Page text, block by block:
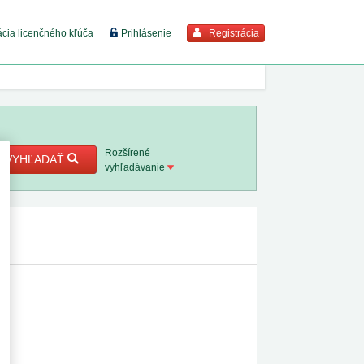
licenčného kľúča Prihlásenie Registrácia
viac
8. 2026
8.
2. 8.
8. 2026
8. 2026
VYHĽADAŤ
Rozšírené
vyhľadávanie